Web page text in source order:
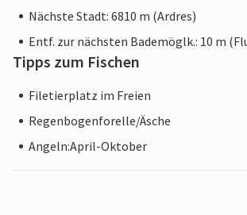
Nächste Stadt: 6810 m (Ardres)
Entf. zur nächsten Bademöglk.: 10 m
Tipps zum Fischen
Filetierplatz im Freien
Regenbogenforelle/Äsche
Angeln:April-Oktober